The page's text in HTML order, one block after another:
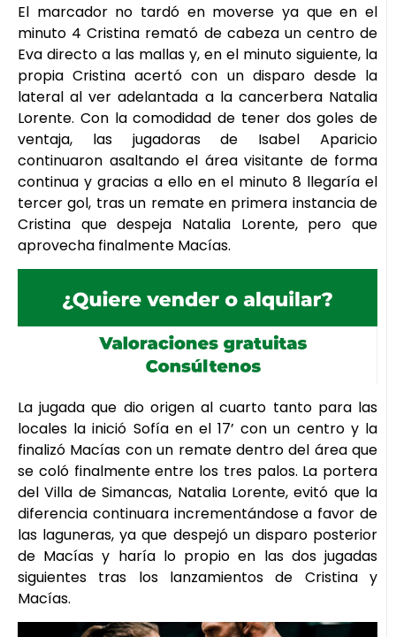
El marcador no tardó en moverse ya que en el
minuto 4 Cristina remató de cabeza un centro de
Eva directo a las mallas y, en el minuto siguiente, la
propia Cristina acertó con un disparo desde la
lateral al ver adelantada a la cancerbera Natalia
Lorente. Con la comodidad de tener dos goles de
ventaja, las jugadoras de Isabel Aparicio
continuaron asaltando el área visitante de forma
continua y gracias a ello en el minuto 8 llegaría el
tercer gol, tras un remate en primera instancia de
Cristina que despeja Natalia Lorente, pero que
aprovecha finalmente Macías.
La jugada que dio origen al cuarto tanto para las
locales la inició Sofía en el 17’ con un centro y la
finalizó Macías con un remate dentro del área que
se coló finalmente entre los tres palos. La portera
del Villa de Simancas, Natalia Lorente, evitó que la
diferencia continuara incrementándose a favor de
las laguneras, ya que despejó un disparo posterior
de Macías y haría lo propio en las dos jugadas
siguientes tras los lanzamientos de Cristina y
Macías.